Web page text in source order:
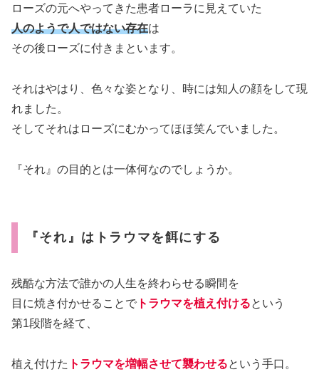
ローズの元へやってきた患者ローラに見えていた
人のようで人ではない存在は
その後ローズに付きまといます。
それはやはり、色々な姿となり、時には知人の顔をして現
れました。
そしてそれはローズにむかってほほ笑んでいました。
『それ』の目的とは一体何なのでしょうか。
『それ』はトラウマを餌にする
残酷な方法で誰かの人生を終わらせる瞬間を
目に焼き付かせることで トラウマを植え付けるという
第1段階を経て、
植え付けた トラウマを増幅させて襲わせるという手口。